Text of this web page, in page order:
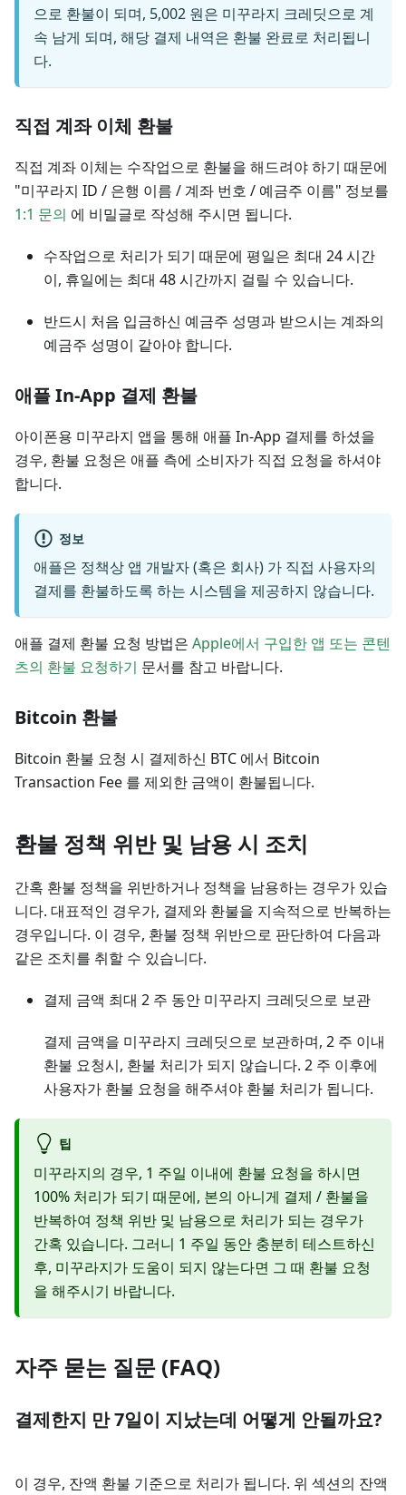
으로 환불이 되며, 5,002 원은 미꾸라지 크레딧으로 계
속 남게 되며, 해당 결제 내역은 환불 완료로 처리됩니
다.
직접 계좌 이체 환불
직접 계좌 이체는 수작업으로 환불을 해드려야 하기 때문에
"미꾸라지 ID / 은행 이름 / 계좌 번호 / 예금주 이름" 정보를
1:1 문의 에 비밀글로 작성해 주시면 됩니다.
수작업으로 처리가 되기 때문에 평일은 최대 24 시간
이, 휴일에는 최대 48 시간까지 걸릴 수 있습니다.
반드시 처음 입금하신 예금주 성명과 받으시는 계좌의
예금주 성명이 같아야 합니다.
애플 In-App 결제 환불
아이폰용 미꾸라지 앱을 통해 애플 In-App 결제를 하셨을
경우, 환불 요청은 애플 측에 소비자가 직접 요청을 하셔야
합니다.
정보
애플은 정책상 앱 개발자 (혹은 회사) 가 직접 사용자의
결제를 환불하도록 하는 시스템을 제공하지 않습니다.
애플 결제 환불 요청 방법은 Apple에서 구입한 앱 또는 콘텐
츠의 환불 요청하기 문서를 참고 바랍니다.
Bitcoin 환불
Bitcoin 환불 요청 시 결제하신 BTC 에서 Bitcoin
Transaction Fee 를 제외한 금액이 환불됩니다.
환불 정책 위반 및 남용 시 조치
간혹 환불 정책을 위반하거나 정책을 남용하는 경우가 있습
니다. 대표적인 경우가, 결제와 환불을 지속적으로 반복하는
경우입니다. 이 경우, 환불 정책 위반으로 판단하여 다음과
같은 조치를 취할 수 있습니다.
결제 금액 최대 2 주 동안 미꾸라지 크레딧으로 보관
결제 금액을 미꾸라지 크레딧으로 보관하며, 2 주 이내
환불 요청시, 환불 처리가 되지 않습니다. 2 주 이후에
사용자가 환불 요청을 해주셔야 환불 처리가 됩니다.
팁
미꾸라지의 경우, 1 주일 이내에 환불 요청을 하시면
100% 처리가 되기 때문에, 본의 아니게 결제 / 환불을
반복하여 정책 위반 및 남용으로 처리가 되는 경우가
간혹 있습니다. 그러니 1 주일 동안 충분히 테스트하신
후, 미꾸라지가 도움이 되지 않는다면 그 때 환불 요청
을 해주시기 바랍니다.
자주 묻는 질문 (FAQ)
결제한지 만 7일이 지났는데 어떻게 안될까요?
이 경우, 잔액 환불 기준으로 처리가 됩니다. 위 섹션의 잔액